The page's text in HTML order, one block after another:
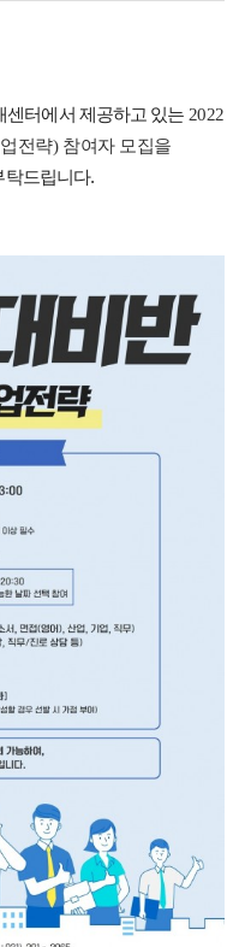
터에서 제공하고 있는 2022
전략) 참여자 모집을
탁드립니다.